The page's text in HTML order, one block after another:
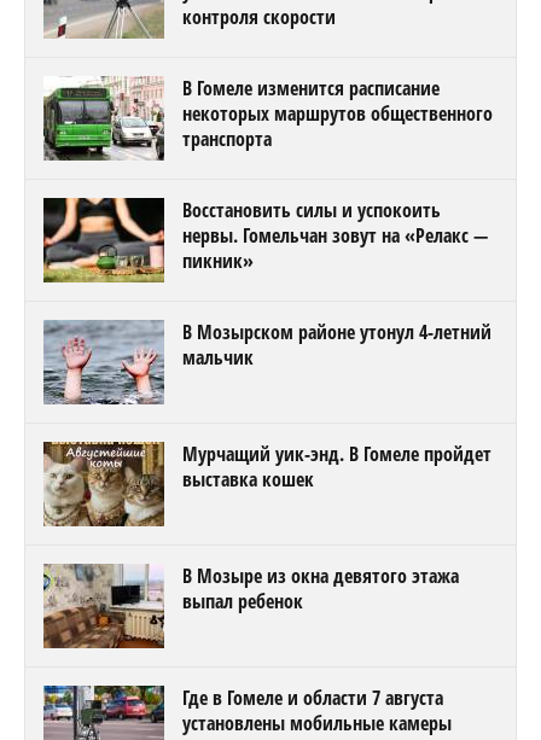
контроля скорости
В Гомеле изменится расписание
некоторых маршрутов общественного
транспорта
Восстановить силы и успокоить
нервы. Гомельчан зовут на «Релакс —
пикник»
В Мозырском районе утонул 4-летний
мальчик
Мурчащий уик-энд. В Гомеле пройдет
выставка кошек
В Мозыре из окна девятого этажа
выпал ребенок
Где в Гомеле и области 7 августа
установлены мобильные камеры